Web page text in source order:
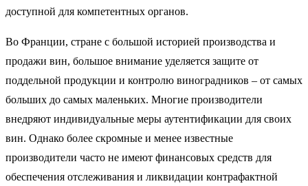
доступной для компетентных органов.
Во Франции, стране с большой историей производства и
продажи вин, большое внимание уделяется защите от
поддельной продукции и контролю виноградников – от самых
больших до самых маленьких. Многие производители
внедряют индивидуальные меры аутентификации для своих
вин. Однако более скромные и менее известные
производители часто не имеют финансовых средств для
обеспечения отслеживания и ликвидации контрафактной